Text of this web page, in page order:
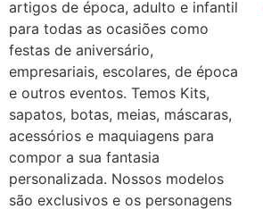
artigos de época, adulto e infantil
para todas as ocasiões como
festas de aniversário,
empresariais, escolares, de época
e outros eventos. Temos Kits,
sapatos, botas, meias, máscaras,
acessórios e maquiagens para
compor a sua fantasia
personalizada. Nossos modelos
são exclusivos e os personagens